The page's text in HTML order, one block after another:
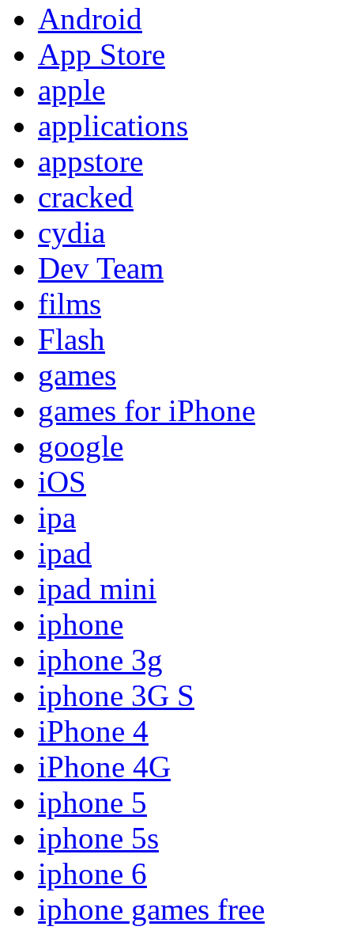
Android
App Store
apple
applications
appstore
cracked
cydia
Dev Team
films
Flash
games
games for iPhone
google
iOS
ipa
ipad
ipad mini
iphone
iphone 3g
iphone 3G S
iPhone 4
iPhone 4G
iphone 5
iphone 5s
iphone 6
iphone games free